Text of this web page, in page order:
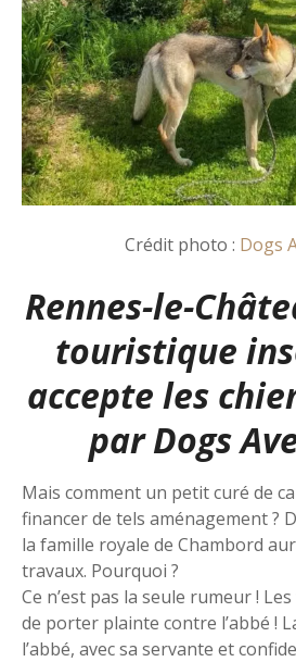
Crédit photo : Dogs
Rennes-le-
touristique
accepte les
parDogs
Mais comment un petit curé de
financer de tels aménagement ?
la famille royale de Chambord
travaux. Pourquoi ?
Ce n’est pas la seule rumeur !
de porter plainte contre l’abbé !
l’abbé, avec sa servante et